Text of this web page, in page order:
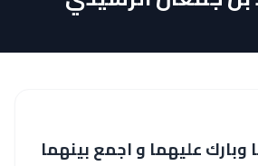
وبارك عليهما و اجمع بينهما